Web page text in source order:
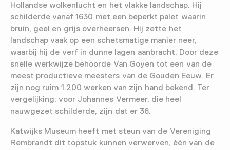
Hollandse wolkenlucht en het vlakke landschap. Hij
schilderde vanaf 1630 met een beperkt palet waarin
bruin, geel en grijs overheersen. Hij zette het
landschap vaak op een schetsmatige manier neer,
waarbij hij de verf in dunne lagen aanbracht. Door deze
snelle werkwijze behoorde Van Goyen tot een van de
meest productieve meesters van de Gouden Eeuw. Er
zijn nog ruim 1.200 werken van zijn hand bekend. Ter
vergelijking: voor Johannes Vermeer, die heel
nauwgezet schilderde, zijn dat er 36.
Katwijks Museum heeft met steun van de Vereniging
Rembrandt dit topstuk kunnen verwerven, één van de